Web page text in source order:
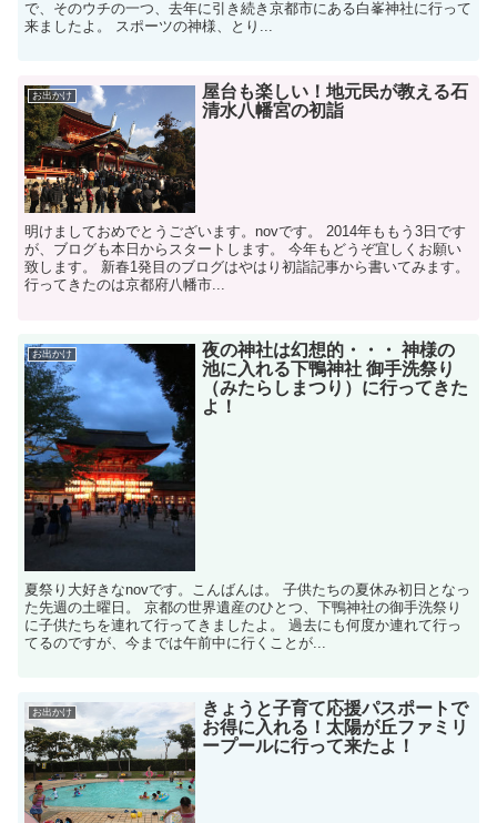
で、そのウチの一つ、去年に引き続き京都市にある白峯神社に行って
来ましたよ。 スポーツの神様、とり...
お出かけ
屋台も楽しい！地元民が教える石
清水八幡宮の初詣
明けましておめでとうございます。novです。 2014年ももう3日です
が、ブログも本日からスタートします。 今年もどうぞ宜しくお願い
致します。 新春1発目のブログはやはり初詣記事から書いてみます。
行ってきたのは京都府八幡市...
お出かけ
夜の神社は幻想的・・・ 神様の
池に入れる下鴨神社 御手洗祭り
（みたらしまつり）に行ってきた
よ！
夏祭り大好きなnovです。こんばんは。 子供たちの夏休み初日となっ
た先週の土曜日。 京都の世界遺産のひとつ、下鴨神社の御手洗祭り
に子供たちを連れて行ってきましたよ。 過去にも何度か連れて行っ
てるのですが、今までは午前中に行くことが...
お出かけ
きょうと子育て応援パスポートで
お得に入れる！太陽が丘ファミリ
ープールに行って来たよ！